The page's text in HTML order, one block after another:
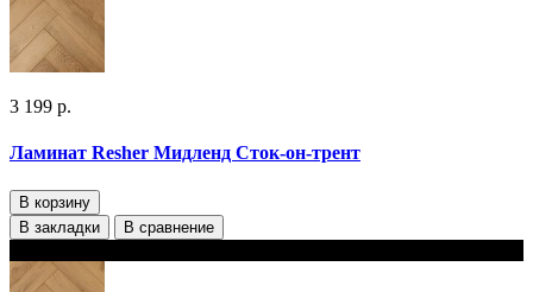
3 199 р.
Ламинат Resher Мидленд Сток-он-трент
В корзину
В закладки
В сравнение